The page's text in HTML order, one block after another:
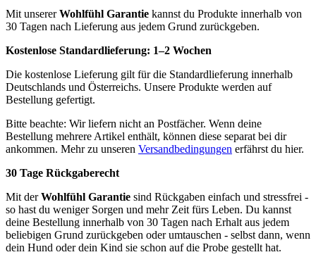
Mit unsererWohlfühl Garantie kannst du Produkte innerhalb von
30 Tagen nach Lieferung aus jedem Grund zurückgeben.
Kostenlose Standardlieferung: 1–2 Wochen
Die kostenlose Lieferung gilt für die Standardlieferung innerhalb
Deutschlands und Österreichs. Unsere Produkte werden auf
Bestellung gefertigt.
Bitte beachte: Wir liefern nicht an Postfächer. Wenn deine
Bestellung mehrere Artikel enthält, können diese separat bei dir
ankommen. Mehr zu unseren Versandbedingungen erfährst du hier.
30 Tage Rückgaberecht
Mit derWohlfühl Garantie sind Rückgaben einfach und stressfrei -
so hast du weniger Sorgen und mehr Zeit fürs Leben. Du kannst
deine Bestellung innerhalb von 30 Tagen nach Erhalt aus jedem
beliebigen Grund zurückgeben oder umtauschen - selbst dann, wenn
dein Hund oder dein Kind sie schon auf die Probe gestellt hat.